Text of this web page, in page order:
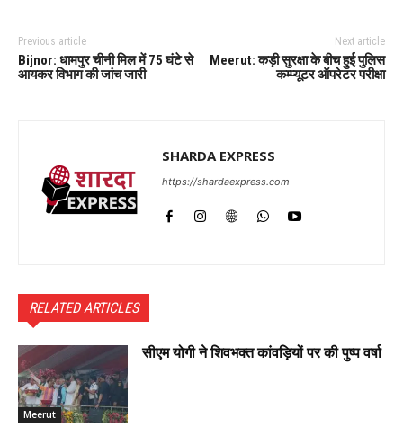
Previous article
Bijnor: धामपुर चीनी मिल में 75 घंटे से
आयकर विभाग की जांच जारी
Next article
Meerut: कड़ी सुरक्षा के बीच हुई पुलिस
कम्प्यूटर ऑपरेटर परीक्षा
SHARDA EXPRESS
https://shardaexpress.com
RELATED ARTICLES
Meerut
सीएम योगी ने शिवभक्त कांवड़ियों पर की पुष्प वर्षा